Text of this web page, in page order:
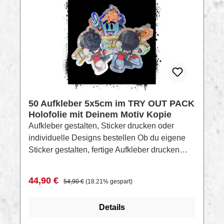
50 Aufkleber 5x5cm im TRY OUT PACK
Holofolie mit Deinem Motiv Kopie
Aufkleber gestalten, Sticker drucken oder
individuelle Designs bestellen Ob du eigene
Sticker gestalten, fertige Aufkleber drucken
und persönlich ab. Keine komplizierten Tools,
einfach, was du dir vorstellst: Welche Farben,
Verkaufspreis:
44,90 € Regulärer Preis:
54,90 € (18.21% gespart)
Details